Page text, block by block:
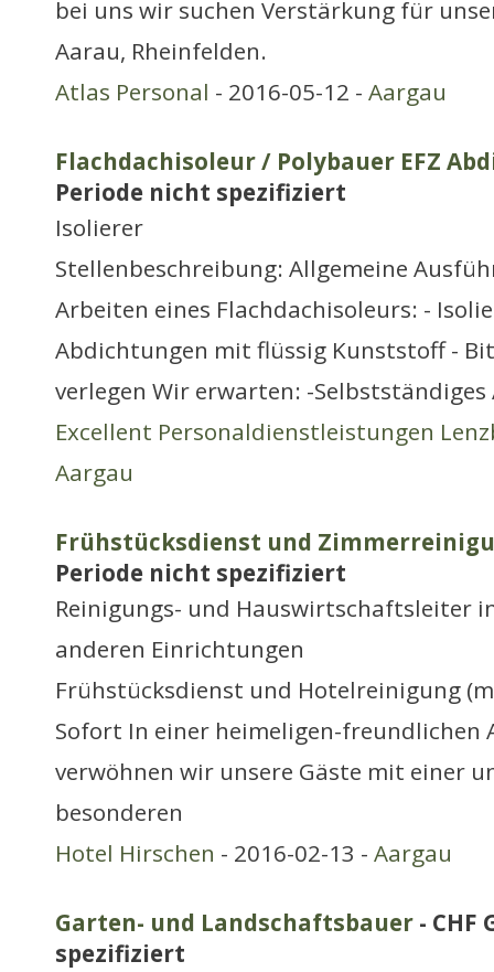
bei uns wir suchen Verstärkung für
Aarau, Rheinfelden.
Atlas Personal - 2016-05-12 - Aargau
Flachdachisoleur / Polybauer EFZ
Periode nicht spezifiziert
Isolierer
Stellenbeschreibung: Allgemeine
Arbeiten eines Flachdachisoleurs: -
Abdichtungen mit flüssig Kunststoff -
verlegen Wir erwarten: -
Excellent Personaldienstleistungen
Aargau
Frühstücksdienst und
Periode nicht spezifiziert
Reinigungs- und Hauswirtschaftsleiter
anderen Einrichtungen
Frühstücksdienst und Hotelreinigung
Sofort In einer heimeligen-freundlichen
verwöhnen wir unsere Gäste mit einer
besonderen
Hotel Hirschen - 2016-02-13 - Aargau
Garten- und Landschaftsbauer - CHF
spezifiziert